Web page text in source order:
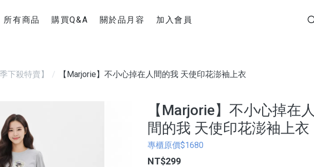
所有商品 購買Q&A 關於品月容 加入會員
下殺特賣】 【Marjorie】不小心掉在人間的我 天使印花澎袖上衣
【Marjorie】不小心掉在人
間的我 天使印花澎袖上衣
專櫃原價$1680
NT$299